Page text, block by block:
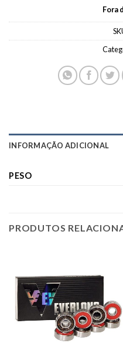
Fora
INFORMAÇÃO ADICIONAL
PESO
PRODUTOS